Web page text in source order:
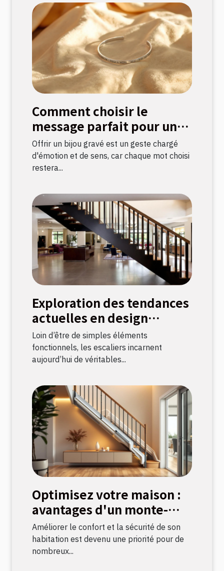
Comment choisir le
message parfait pour un
bijou gravé ?
Offrir un bijou gravé est un geste chargé
d'émotion et de sens, car chaque mot choisi
restera...
Exploration des tendances
actuelles en design
d'escaliers
Loin d’être de simples éléments
fonctionnels, les escaliers incarnent
aujourd’hui de véritables...
Optimisez votre maison :
avantages d'un monte-
escalier moderne
Améliorer le confort et la sécurité de son
habitation est devenu une priorité pour de
nombreux...